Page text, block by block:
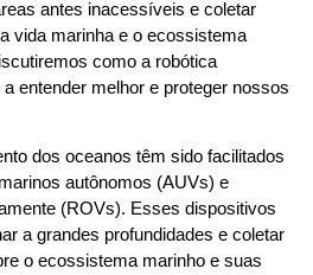
antes inacessíveis e coletar
vida marinha e o ecossistema
como a robótica
entender melhor e proteger nossos
dos oceanos têm sido facilitados
autônomos (AUVs) e
(ROVs). Esses dispositivos
a grandes profundidades e coletar
o ecossistema marinho e suas